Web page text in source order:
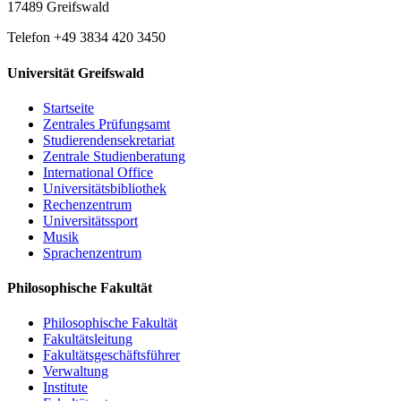
17489 Greifswald
Telefon +49 3834 420 3450
Universität Greifswald
Startseite
Zentrales Prüfungsamt
Studierendensekretariat
Zentrale Studienberatung
International Office
Universitätsbibliothek
Rechenzentrum
Universitätssport
Musik
Sprachenzentrum
Philosophische Fakultät
Philosophische Fakultät
Fakultätsleitung
Fakultätsgeschäftsführer
Verwaltung
Institute